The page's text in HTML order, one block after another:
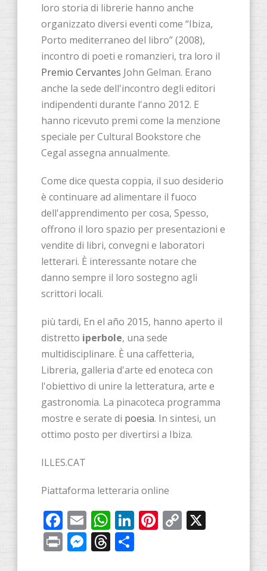
loro storia di librerie hanno anche
organizzato diversi eventi come “Ibiza,
Porto mediterraneo del libro” (2008),
incontro di poeti e romanzieri, tra loro il
Premio Cervantes John Gelman. Erano
anche la sede dell'incontro degli editori
indipendenti durante l'anno 2012. E
hanno ricevuto premi come la menzione
speciale per Cultural Bookstore che
Cegal assegna annualmente.
Come dice questa coppia, il suo desiderio
è continuare ad alimentare il fuoco
dell'apprendimento per cosa, Spesso,
offrono il loro spazio per presentazioni e
vendite di libri, convegni e laboratori
letterari. È interessante notare che
danno sempre il loro sostegno agli
scrittori locali.
più tardi, En el año 2015, hanno aperto il
distretto iperbole, una sede
multidisciplinare. È una caffetteria,
Libreria, galleria d'arte ed enoteca con
l'obiettivo di unire la letteratura, arte e
gastronomia. La pinacoteca programma
mostre e serate di poesia. In sintesi, un
ottimo posto per divertirsi a Ibiza.
ILLES.CAT
Piattaforma letteraria online
Facebook
EmailWhatsApp
LinkedIn
Pinterest
Copy
PrintMessenger
Threads